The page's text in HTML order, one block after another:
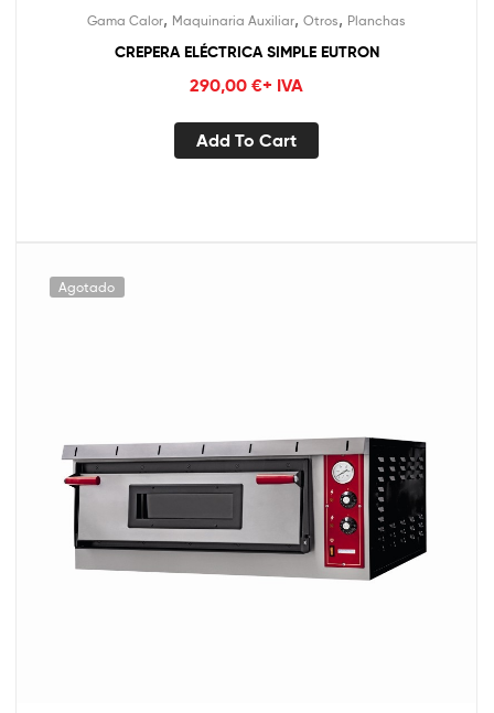
Gama Calor, Maquinaria Auxiliar, Otros, Planchas
CREPERA ELÉCTRICA SIMPLE EUTRON
290,00 €+ IVA
Add To Cart
Agotado